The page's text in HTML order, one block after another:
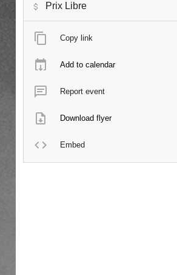
Prix Libre
Copy link
Add to calendar
Report event
Download flyer
Embed